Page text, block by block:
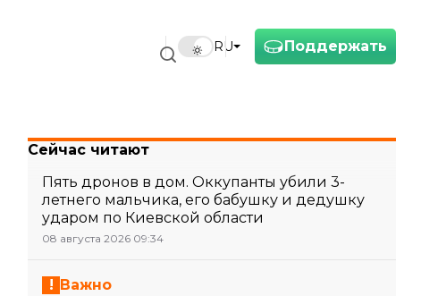
Поддержать
RU
Сейчас читают
Пять дронов в дом. Оккупанты убили 3-
летнего мальчика, его бабушку и дедушку
ударом по Киевской области
08 августа 2026 09:34
Важно